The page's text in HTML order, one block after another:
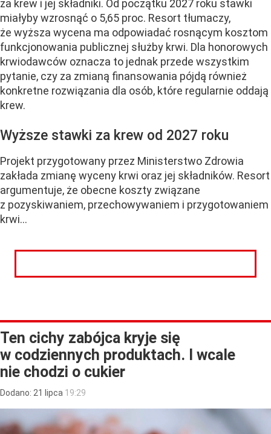
za krew i jej składniki. Od początku 2027 roku stawki
miałyby wzrosnąć o 5,65 proc. Resort tłumaczy,
że wyższa wycena ma odpowiadać rosnącym kosztom
funkcjonowania publicznej służby krwi. Dla honorowych
krwiodawców oznacza to jednak przede wszystkim
pytanie, czy za zmianą finansowania pójdą również
konkretne rozwiązania dla osób, które regularnie oddają
krew.
Wyższe stawki za krew od 2027 roku
Projekt przygotowany przez Ministerstwo Zdrowia
zakłada zmianę wyceny krwi oraz jej składników. Resort
argumentuje, że obecne koszty związane
z pozyskiwaniem, przechowywaniem i przygotowaniem
krwi...
Ten cichy zabójca kryje się
w codziennych produktach. I wcale
nie chodzi o cukier
Dodano: 21 lipca 19:29